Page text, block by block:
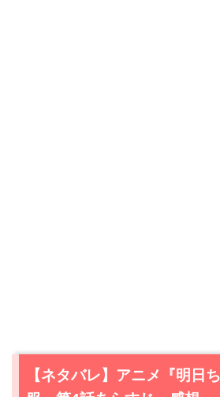
【ネタバレ】アニメ『明日